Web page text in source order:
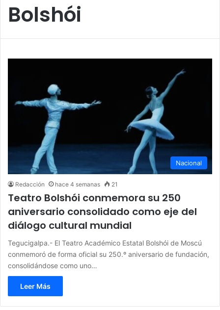
Bolshói
Nacional
Redacción hace 4 semanas 21
Teatro Bolshói conmemora su 250
aniversario consolidado como eje del
diálogo cultural mundial
Tegucigalpa.- El Teatro Académico Estatal Bolshói de Moscú
conmemoró de forma oficial su 250.º aniversario de fundación,
consolidándose como uno…
Leer Más